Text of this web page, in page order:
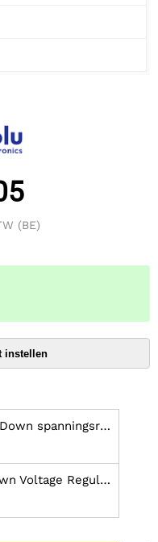
(BE)
instellen
D24V10F12
Pololu 9V, 1A Step-Down Voltage Regulator D24V10F9